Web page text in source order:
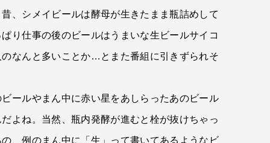
、シメイビールは酵母が生きたまま瓶詰めして
り仕事の後のビールはうまいな生ビールサイコ
なんと多いことか…とまた番組に引きずられそ
ールやまん中に赤い星をあしらったあのビール
よね。当然、瓶内発酵が進むと栓が抜けちゃっ
、例のまん中に「生」って書いてあるようなビ